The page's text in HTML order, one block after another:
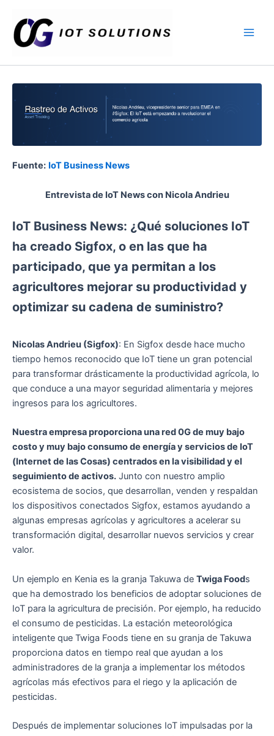
contenido
Fuente: IoT Business News
Entrevista de IoT News con Nicola Andrieu
IoT Business News: ¿Qué soluciones IoT
ha creado Sigfox, o en las que ha
participado, que ya permitan a los
agricultores mejorar su productividad y
optimizar su cadena de suministro?
Nicolas Andrieu (Sigfox): En Sigfox desde hace mucho
tiempo hemos reconocido que IoT tiene un gran potencial
para transformar drásticamente la productividad agrícola, lo
que conduce a una mayor seguridad alimentaria y mejores
ingresos para los agricultores.
Nuestra empresa proporciona una red 0G de muy bajo
costo y muy bajo consumo de energía y servicios de IoT
(Internet de las Cosas) centrados en la visibilidad y el
seguimiento de activos. Junto con nuestro amplio
ecosistema de socios, que desarrollan, venden y respaldan
los dispositivos conectados Sigfox, estamos ayudando a
algunas empresas agrícolas y agricultores a acelerar su
transformación digital, desarrollar nuevos servicios y crear
valor.
Un ejemplo en Kenia es la granja Takuwa de Twiga Foods
que ha demostrado los beneficios de adoptar soluciones de
IoT para la agricultura de precisión. Por ejemplo, ha reducido
el consumo de pesticidas. La estación meteorológica
inteligente que Twiga Foods tiene en su granja de Takuwa
proporciona datos en tiempo real que ayudan a los
administradores de la granja a implementar los métodos
agrícolas más efectivos para el riego y la aplicación de
pesticidas.
Después de implementar soluciones IoT impulsadas por la